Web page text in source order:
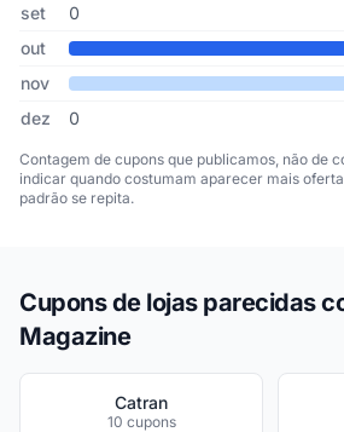
set
0
out
nov
dez
0
Contagem de cupons que publicamos, não de
indicar quando costumam aparecer mais
padrão se repita.
Cupons de lojas parecidas
Magazine
Catran
10 cupons